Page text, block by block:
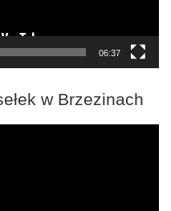
06:37
w Brzezinach